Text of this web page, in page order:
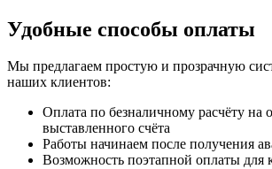
Удобные способы оплаты
Мы предлагаем простую и прозрачную
наших клиентов:
Оплата по безналичному расчёту на
выставленного счёта
Работы начинаем после получения
Возможность поэтапной оплаты для